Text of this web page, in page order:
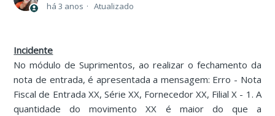
há 3 anos Atualizado
Incidente
No módulo de Suprimentos, ao realizar o fechamento da
nota de entrada, é apresentada a mensagem: Erro - Nota
Fiscal de Entrada XX, Série XX, Fornecedor XX, Filial X - 1. A
quantidade do movimento XX é maior do que a